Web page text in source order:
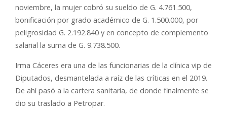
noviembre, la mujer cobró su sueldo de G. 4.761.500,
bonificación por grado académico de G. 1.500.000, por
peligrosidad G. 2.192.840 y en concepto de complemento
salarial la suma de G. 9.738.500.
Irma Cáceres era una de las funcionarias de la clínica vip de
Diputados, desmantelada a raíz de las críticas en el 2019.
De ahí pasó a la cartera sanitaria, de donde finalmente se
dio su traslado a Petropar.